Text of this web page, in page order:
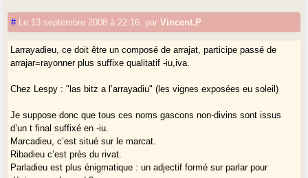
# Le 13 septembre 2008 à 22:16 parVincent.P
Larrayadieu, ce doit être un composé de arrajat, participe passé de
arrajar=rayonner plus suffixe qualitatif -iu,iva.
Chez Lespy : "las bitz a l’arrayadiu" (les vignes exposées eu soleil)
Je suppose donc que tous ces noms gascons non-divins sont issus
d’un t final suffixé en -iu.
Marcadieu, c’est situé sur le marcat.
Ribadieu c’est près du rivat.
Parladieu est plus énigmatique : un adjectif formé sur parlar pour